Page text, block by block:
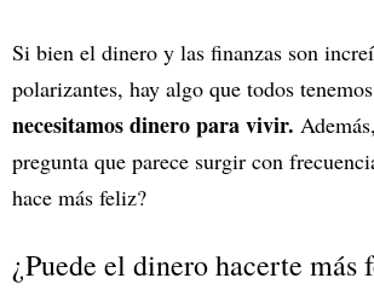
Si bien el dinero y las finanzas son
polarizantes, hay algo que todos
necesitamos dinero para vivir.
pregunta que parece surgir con
hace más feliz?
¿Puede el dinero hacerte más